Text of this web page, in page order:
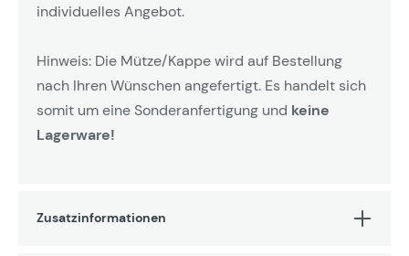
individuelles Angebot.
Hinweis: Die Mütze/Kappe wird auf Bestellung
nach Ihren Wünschen angefertigt. Es handelt sich
somit um eine Sonderanfertigung und keine
Lagerware!
Zusatzinformationen